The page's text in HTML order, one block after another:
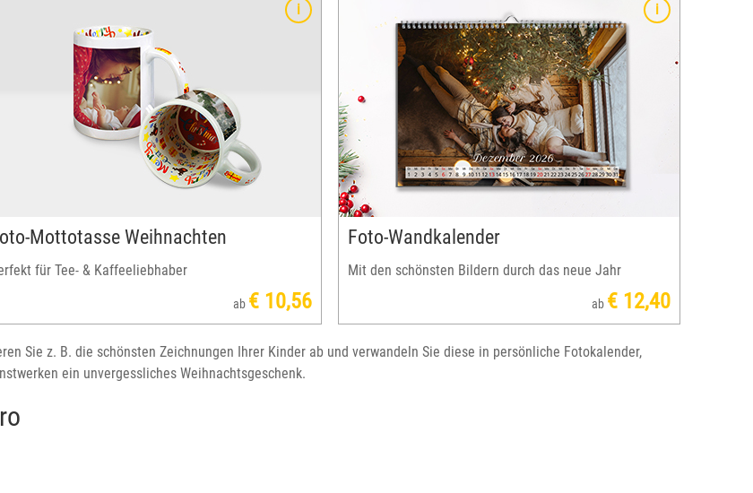
Mottotasse Weihnachten
für Tee- & Kaffeeliebhaber
ab € 10,56
Foto-Wandkalender
Mit den schönsten Bildern durch das neue Jahr
ab € 12,40
Foto-Wandkalender: Monat für Monat ein Lächeln – das
Highlight unter dem Weihnachtsbaum für Großeltern,
enge Freunde und liebe Verwandte.
Sie z. B. die schönsten Zeichnungen Ihrer Kinder ab und verwandeln Sie diese in persönliche Fotokalender,
ein unvergessliches Weihnachtsgeschenk.